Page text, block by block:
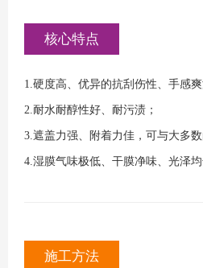
核心特点
1.硬度高、优异的抗刮伤性、手感爽
2.耐水耐醇性好、耐污渍；
3.遮盖力强、附着力佳，可与大多数
4.湿膜气味极低、干膜净味、光泽均
施工方法